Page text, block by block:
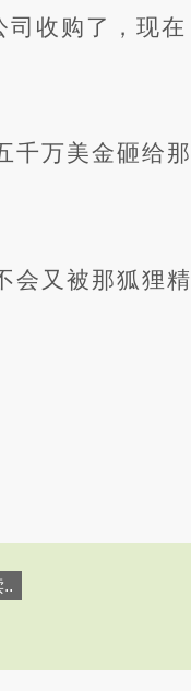
司收购了，现在
千万美金砸给那
会又被那狐狸精